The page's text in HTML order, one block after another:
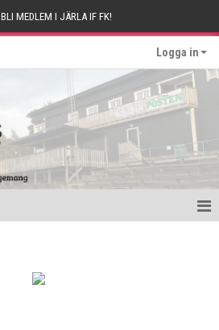
BLI MEDLEM I JÄRLA IF FK!
Logga in